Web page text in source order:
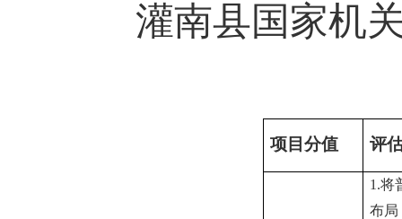
灌南县国家机
项目 分值 评
1.将
布局